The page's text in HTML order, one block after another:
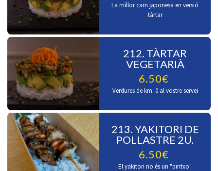
La millor carn japonesa en versió
tàrtar
212. TÀRTAR
VEGETARIÀ
6.50€
Verdures de km. 0 al vostre servei
213. YAKITORI DE
POLLASTRE 2U.
6.50€
El yakitori no és un "pintxo"